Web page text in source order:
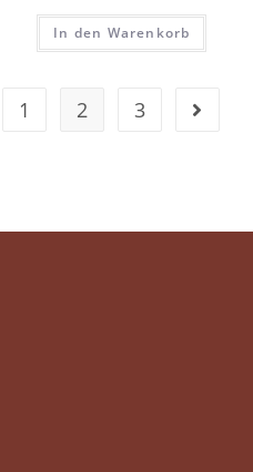
In den Warenkorb
1 2 3